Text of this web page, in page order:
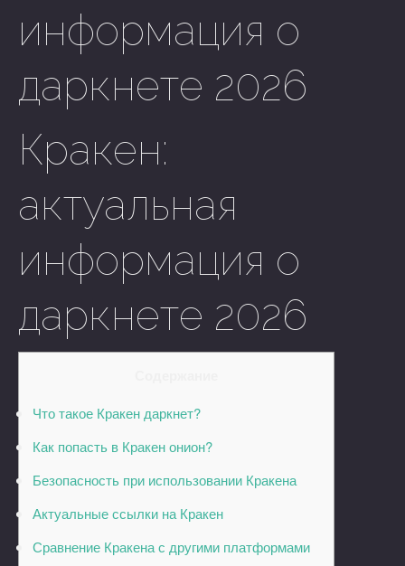
информация о
даркнете 2026
Кракен:
актуальная
информация о
даркнете 2026
Что такое Кракен даркнет?
Как попасть в Кракен онион?
Безопасность при использовании Кракена
Актуальные ссылки на Кракен
Сравнение Кракена с другими платформами